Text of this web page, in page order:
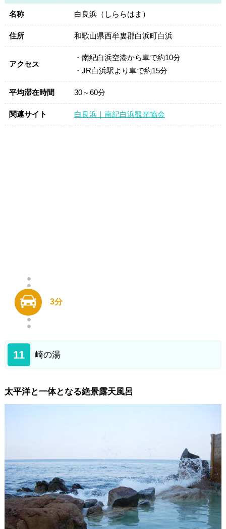
名称 白良浜（しららはま）
住所 和歌山県西牟婁郡白浜町白浜
アクセス
・南紀白浜空港から車で約10分
・JR白浜駅より車で約15分
平均滞在時間 30～60分
関連サイト 白良浜｜南紀白浜観光協会
3分
11 崎の湯
太平洋と一体となる絶景露天風呂